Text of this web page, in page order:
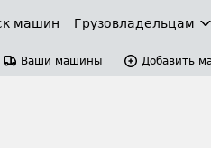
машин Грузовладельцам
Ваши машины Добавить